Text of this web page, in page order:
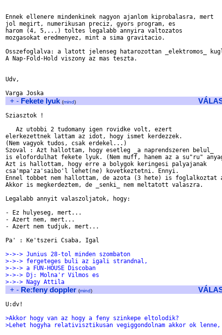
Ennek ellenere mindenkinek nagyon ajanlom kiprobalasra, mert
jol megirt, numerikusan preciz, gyors program, es
harom (4, 5,...) toltes legalabb annyira valtozatos
mozgasokat eredmenyez, mint a sima gravitacio.
Osszefoglalva: a latott jelenseg hatarozottan _elektromos_
A Nap-Fold-Hold viszony az mas teszta.
Udv,
+ - Fekete lyuk (mind)
Sziasztok !
   Az utobbi 2 tudomany igen rovidke volt, ezert
elerkezettnek lattam az idot, hogy ismet kerdezzek.
(Nem vagyok tudos, csak erdekel...)
Szoval : Azt hallottam, hogy esetleg _a naprendszeren belul_
is elofordulhat fekete lyuk. (Nem muff, hanem az a su"ru"
Azt is hallottam, hogy erre a bolygok keringesi palyajanak
csa'mpa'za'saibo'l lehet(ne) kovetkeztetni. Ennyi.
Ennel tobbet nem hallottam, de azota (3 hete) is foglalkoztat
Akkor is megkerdeztem, de _senki_ nem meltatott valaszra.
Legalabb annyit valaszoljatok, hogy:
- Ez hulyeseg, mert...
- Azert nem, mert...
- Azert nem tudjuk, mert...
Pa' : Ke'tszeri Csaba, Igal
>->-> Junius 28-tol minden szombaton
>->-> fergeteges buli az igali strandnal,
>->-> a FUN-HOUSE Discoban
>->-> Dj: Molna'r Vilmos es
>->-> Nagy Attila
+ - Re:feny doppler (mind)
U:dv!
>Akkor hogy van az hogy a feny szinkepe eltolodik?
>Lehet hogyha relativisztikusan vegiggondolnam akkor ok lenne,